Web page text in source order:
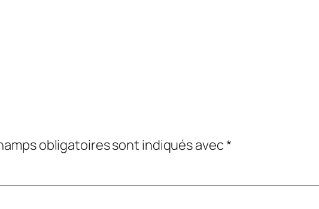
obligatoires sont indiqués avec*